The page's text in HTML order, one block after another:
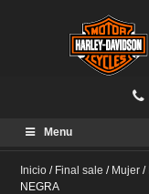
Menu
Inicio / Final sale / Mujer /
NEGRA